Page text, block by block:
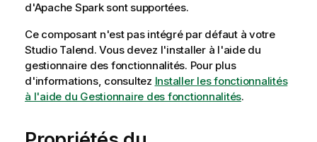
d'Apache Spark sont supportées.
Ce composant n'est pas intégré par défaut à votre
Studio Talend. Vous devez l'installer à l'aide du
gestionnaire des fonctionnalités. Pour plus
d'informations, consultez Installer les fonctionnalités
à l'aide du Gestionnaire des fonctionnalités.